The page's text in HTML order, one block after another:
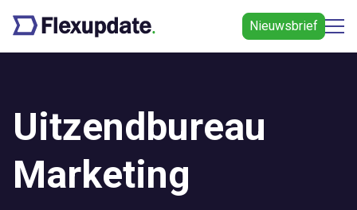
Nieuwsbrief
Uitzendbureau
Marketing